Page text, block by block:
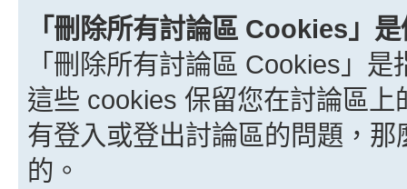
「刪除所有討論區 Cookies」
「刪除所有討論區 Cookies」
這些 cookies 保留您在討論區
有登入或登出討論區的問題，
的。